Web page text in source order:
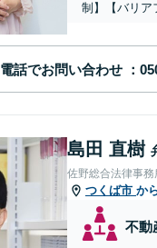
制】【バリア
電話でお問い合わせ
島田 直樹
佐野総合法律事務
つくば市 か
不動